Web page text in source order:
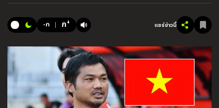
-ก ก+ แชร์ข่าวนี้